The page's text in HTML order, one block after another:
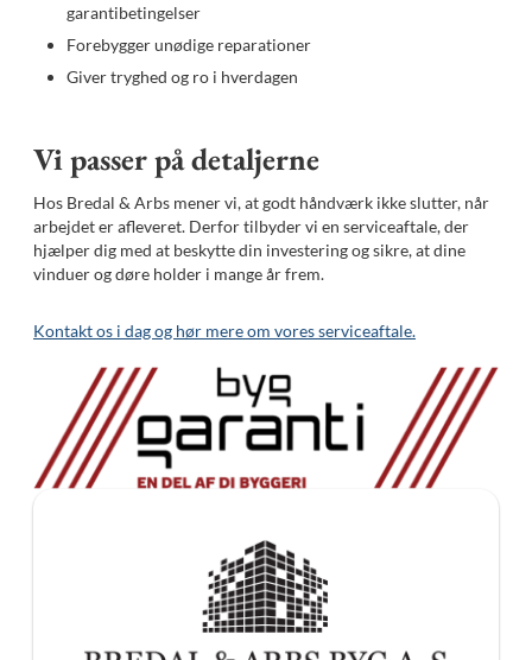
garantibetingelser
Forebygger unødige reparationer
Giver tryghed og ro i hverdagen
Vi passer på detaljerne
Hos Bredal & Arbs mener vi, at godt håndværk ikke slutter, når
arbejdet er afleveret. Derfor tilbyder vi en serviceaftale, der
hjælper dig med at beskytte din investering og sikre, at dine
vinduer og døre holder i mange år frem.
Kontakt os i dag og hør mere om vores serviceaftale.